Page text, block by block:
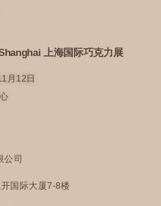
上海国际巧克力展
月12日
公司
国际大厦7-8楼